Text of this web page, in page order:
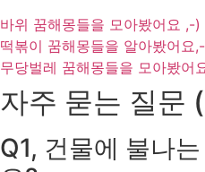
바위 꿈해몽들을 모아봤어요 ,-
떡볶이 꿈해몽들을 알아봤어요
무당벌레 꿈해몽들을 모아봤어
자주 묻는 질문
Q1, 건물에 불나